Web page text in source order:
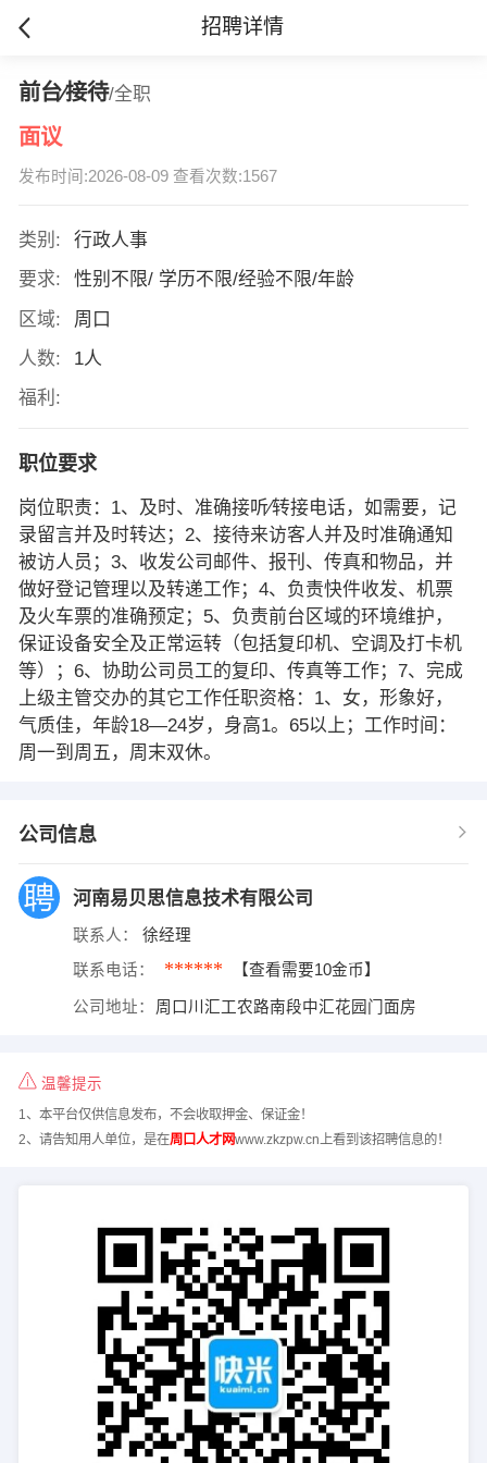
招聘详情
前台∕接待/全职
面议
发布时间:2026-08-09 查看次数:1567
类别:
行政人事
要求:
性别不限/ 学历不限/经验不限/年龄
区域:
周口
人数:
1人
福利:
职位要求
岗位职责：1、及时、准确接听∕转接电话，如需要，记
录留言并及时转达；2、接待来访客人并及时准确通知
被访人员；3、收发公司邮件、报刊、传真和物品，并
做好登记管理以及转递工作；4、负责快件收发、机票
及火车票的准确预定；5、负责前台区域的环境维护，
保证设备安全及正常运转（包括复印机、空调及打卡机
等）；6、协助公司员工的复印、传真等工作；7、完成
上级主管交办的其它工作任职资格：1、女，形象好，
气质佳，年龄18—24岁，身高1。65以上；工作时间：
周一到周五，周末双休。
公司信息
河南易贝思信息技术有限公司
联系人： 徐经理
联系电话： ****** 【查看需要10金币】
公司地址： 周口川汇工农路南段中汇花园门面房
温馨提示
1、本平台仅供信息发布，不会收取押金、保证金！
2、请告知用人单位，是在周口人才网www.zkzpw.cn上看到该招聘信息的！